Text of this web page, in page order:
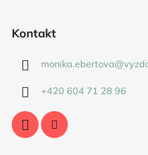
Kontakt
monika.ebertova@
+420 604 71 28 96